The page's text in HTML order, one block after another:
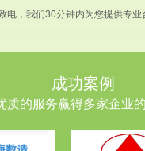
电，我们30分钟内为您提供专业
成功案例
质的服务赢得多家企业